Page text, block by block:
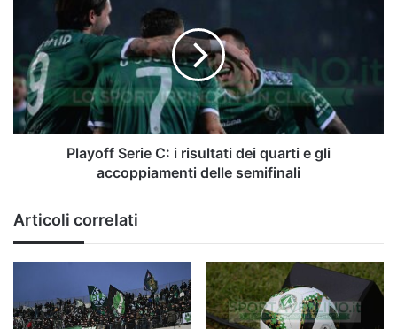
risultati
dei
quarti
e
gli
accoppiamentiPlayoff Serie C: i risultati dei quarti e gli
accoppiamenti delle semifinali
Articoli correlati